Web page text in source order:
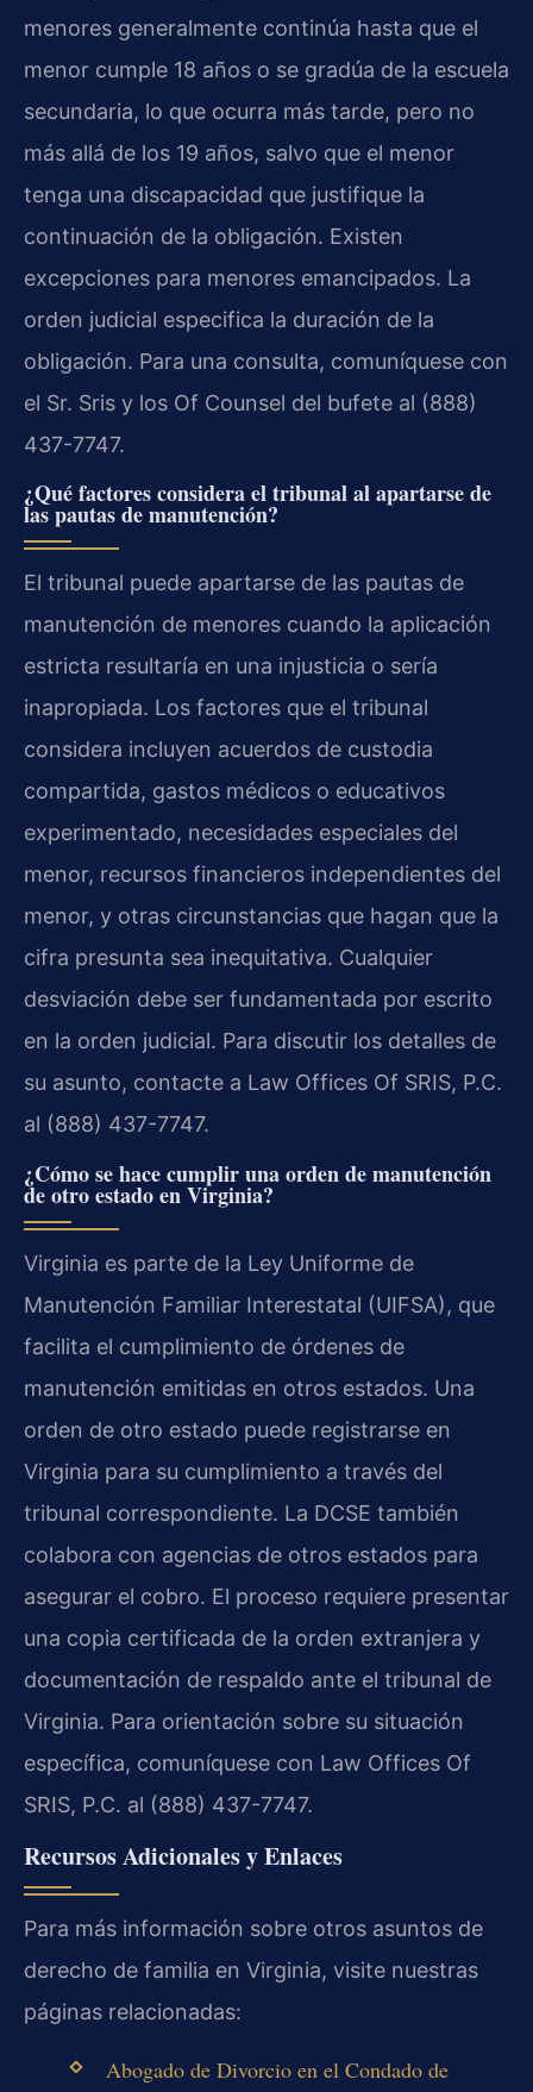
menores generalmente continúa hasta que el
menor cumple 18 años o se gradúa de la escuela
secundaria, lo que ocurra más tarde, pero no
más allá de los 19 años, salvo que el menor
tenga una discapacidad que justifique la
continuación de la obligación. Existen
excepciones para menores emancipados. La
orden judicial especifica la duración de la
obligación. Para una consulta, comuníquese con
el Sr. Sris y los Of Counsel del bufete al (888)
437-7747.
¿Qué factores considera el tribunal al apartarse de
las pautas de manutención?
El tribunal puede apartarse de las pautas de
manutención de menores cuando la aplicación
estricta resultaría en una injusticia o sería
inapropiada. Los factores que el tribunal
considera incluyen acuerdos de custodia
compartida, gastos médicos o educativos
experimentado, necesidades especiales del
menor, recursos financieros independientes del
menor, y otras circunstancias que hagan que la
cifra presunta sea inequitativa. Cualquier
desviación debe ser fundamentada por escrito
en la orden judicial. Para discutir los detalles de
su asunto, contacte a Law Offices Of SRIS, P.C.
al (888) 437-7747.
¿Cómo se hace cumplir una orden de manutención
de otro estado en Virginia?
Virginia es parte de la Ley Uniforme de
Manutención Familiar Interestatal (UIFSA), que
facilita el cumplimiento de órdenes de
manutención emitidas en otros estados. Una
orden de otro estado puede registrarse en
Virginia para su cumplimiento a través del
tribunal correspondiente. La DCSE también
colabora con agencias de otros estados para
asegurar el cobro. El proceso requiere presentar
una copia certificada de la orden extranjera y
documentación de respaldo ante el tribunal de
Virginia. Para orientación sobre su situación
específica, comuníquese con Law Offices Of
SRIS, P.C. al (888) 437-7747.
Recursos Adicionales y Enlaces
Para más información sobre otros asuntos de
derecho de familia en Virginia, visite nuestras
páginas relacionadas:
Abogado de Divorcio en el Condado de